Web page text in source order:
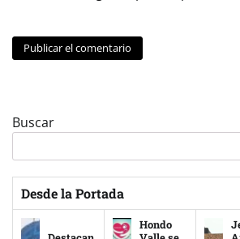
Buscar
Desde la Portada
Hondo